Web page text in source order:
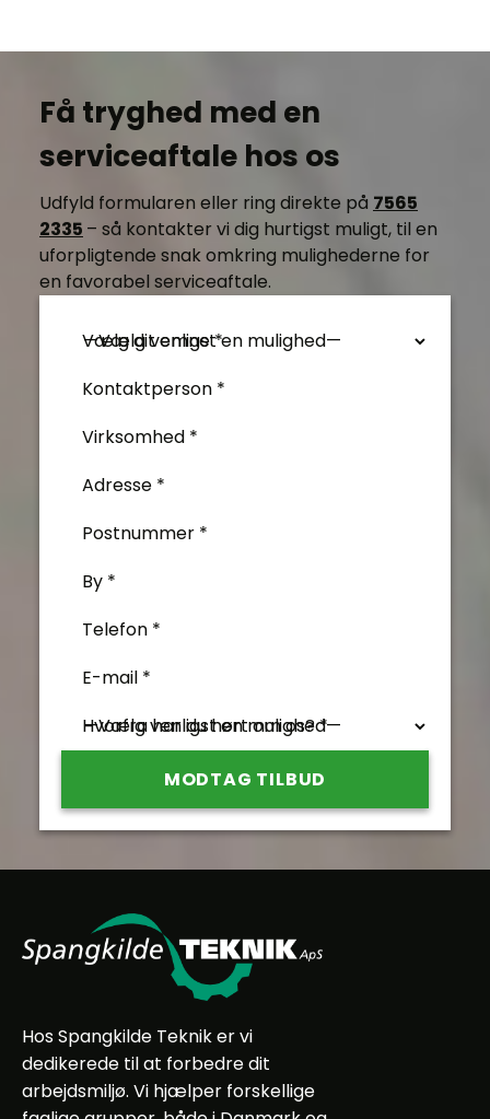
Få tryghed med en
serviceaftale hos os
Udfyld formularen eller ring direkte på 7565
2335 – så kontakter vi dig hurtigst muligt, til en
uforpligtende snak omkring mulighederne for
en favorabel serviceaftale.
Vælg dit emne *
Kontaktperson *
Virksomhed *
Adresse *
Postnummer *
By *
Telefon *
E-mail *
Hvorfra har du hørt om os? *
Hos Spangkilde Teknik er vi
dedikerede til at forbedre dit
arbejdsmiljø. Vi hjælper forskellige